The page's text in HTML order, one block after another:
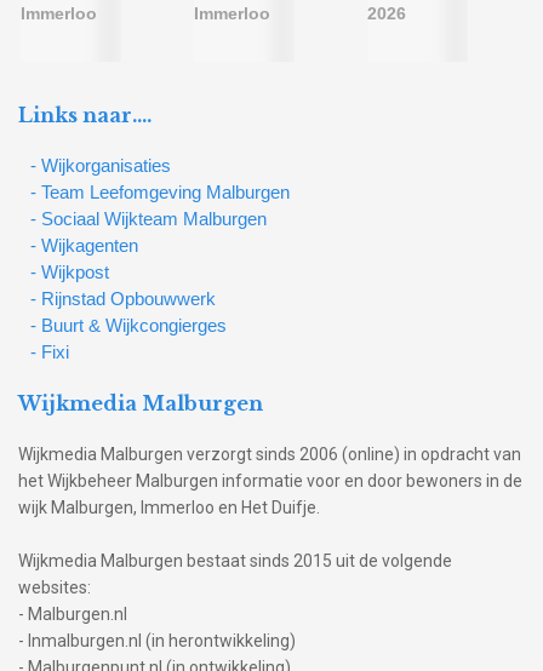
Links naar….
- Wijkorganisaties
- Team Leefomgeving Malburgen
- Sociaal Wijkteam Malburgen
- Wijkagenten
- Wijkpost
- Rijnstad Opbouwwerk
- Buurt & Wijkcongierges
- Fixi
Wijkmedia Malburgen
Wijkmedia Malburgen verzorgt sinds 2006 (online) in opdracht van
het Wijkbeheer Malburgen informatie voor en door bewoners in de
wijk Malburgen, Immerloo en Het Duifje.
Wijkmedia Malburgen bestaat sinds 2015 uit de volgende
websites:
- Malburgen.nl
- Inmalburgen.nl (in herontwikkeling)